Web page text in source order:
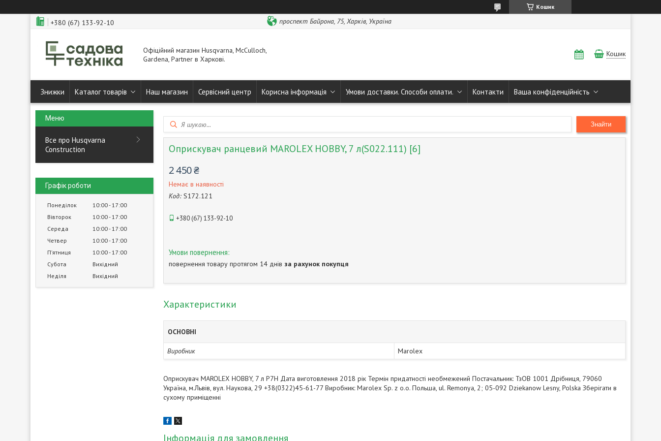
Кошик
+380 (67) 133-92-10 проспект Байрона, 75, Харків, Україна
Офіційний магазин Husqvarna, McCulloch,
Gardena, Partner в Харкові.
Кошик
Знижки Каталог товарів Наш магазин Сервісний центр Корисна інформація Умови доставки. Способи оплати. Контакти Ваша конфіденційність
Все про Husqvarna
Construction
Графік роботи
Понеділок 10:00 17:00
Вівторок
10:00 17:00
Середа
10:00 17:00
Четвер
10:00 17:00
Пʼятниця
10:00 17:00
Субота
Вихідний
Неділя
Вихідний
Знайти
Оприскувач ранцевий MAROLEX HOBBY, 7 л(S022.111) [6]
2 450 ₴
Немає в наявності
Код: S172.121
+380 (67) 133-92-10
повернення товару протягом 14 днів за рахунок покупця
Характеристики
ОСНОВНІ
Виробник Marolex
Оприскувач MAROLEX HOBBY, 7 л P7H Дата виготовлення 2018 рік Термін придатності необмежений Постачальник: ТзОВ 1001 Дрібниця, 79060
Україна, м.Львів, вул. Наукова, 29 +38(0322)45-61-77 Виробник: Marolex Sp. z o.o. Польша, ul. Remonya, 2; 05-092 Dziekanow Lesny, Polska Зберігати в
сухому приміщенні
Інформація для замовлення